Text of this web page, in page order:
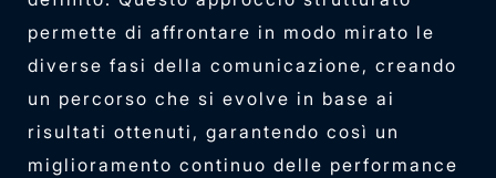
permette di affrontare in modo mirato le
diverse fasi della comunicazione, creando
un percorso che si evolve in base ai
risultati ottenuti, garantendo così un
miglioramento continuo delle performance